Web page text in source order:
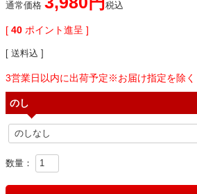
通常価格 税込
[ 40 ポイント進呈 ]
送料込
3営業日以内に出荷予定※お届け指定を除く
のし